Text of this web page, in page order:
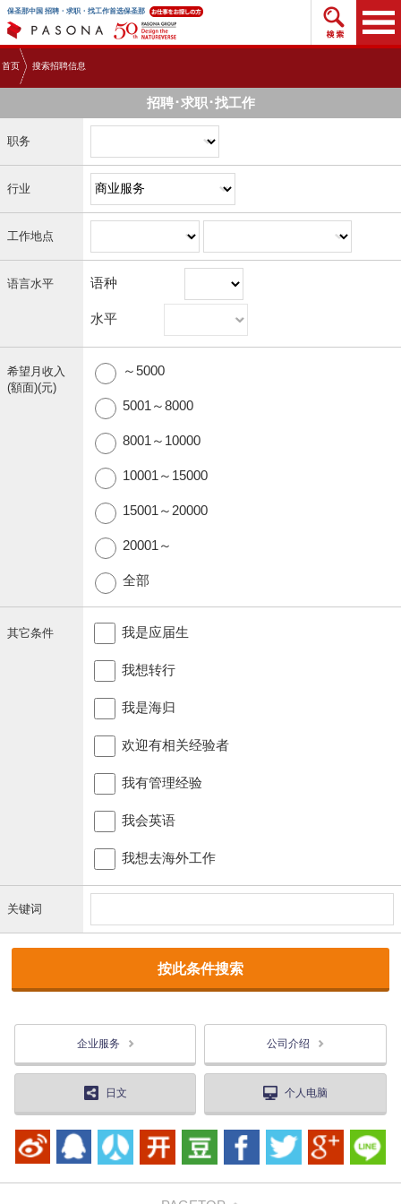
保圣那中国 招聘・求职・找工作首选保圣那 搜索
首页 搜索招聘信息
招聘･求职･找工作
职务
行业
工作地点
语言水平 语种
水平
希望月收入
(額面)(元)
～5000
5001～8000
8001～10000
10001～15000
15001～20000
20001～
全部
其它条件 我是应届生
我想转行
我是海归
欢迎有相关经验者
我有管理经验
我会英语
我想去海外工作
关键词
企业服务 公司介绍
日文 个人电脑